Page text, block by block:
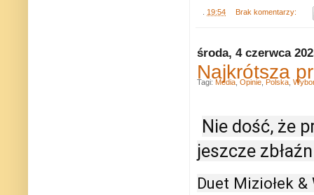
19:54 Brak komentarzy:
środa, 4 czerwca
Najkrótsza
Nie dość, że
jeszcze
Duet Miziołek
Tagi: Media Opinie Polska